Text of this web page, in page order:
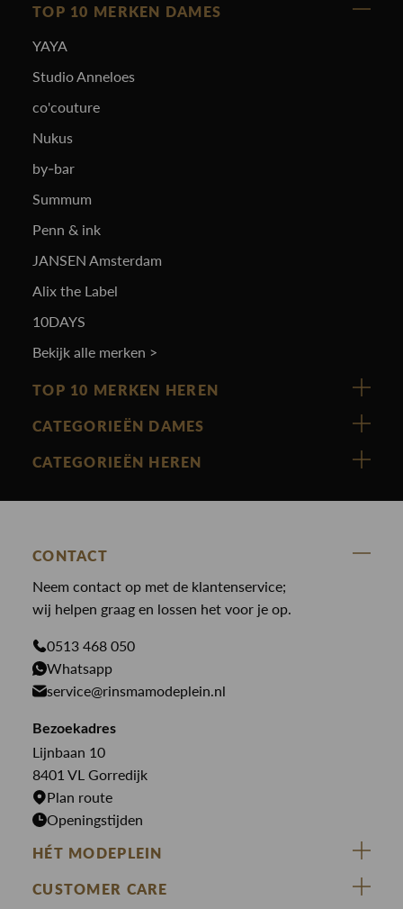
TOP 10 MERKEN DAMES
YAYA
Studio Anneloes
co'couture
Nukus
by-bar
Summum
Penn & ink
JANSEN Amsterdam
Alix the Label
10DAYS
Bekijk alle merken >
TOP 10 MERKEN HEREN
Vanguard
Cast Iron
State Of Art
Paul en Shark
Genti
PME Legend
Butcher of Blue
Bekijk alle merken >
CATEGORIEËN DAMES
Nieuw binnen
Blouses
Broeken
Gilets
Jassen
Jeans
Jurken
Rokken
CATEGORIEËN HEREN
Broeken
Colberts
Giftcards
Jassen
Overhemden
T-shirts
CONTACT
Neem contact op met de klantenservice;
wij helpen graag en lossen het voor je op.
0513 468 050
Whatsapp
service@rinsmamodeplein.nl
Bezoekadres
Lijnbaan 10
8401 VL Gorredijk
Plan route
Openingstijden
HÉT MODEPLEIN
ZIJ VAN RINSMA
CUSTOMER CARE